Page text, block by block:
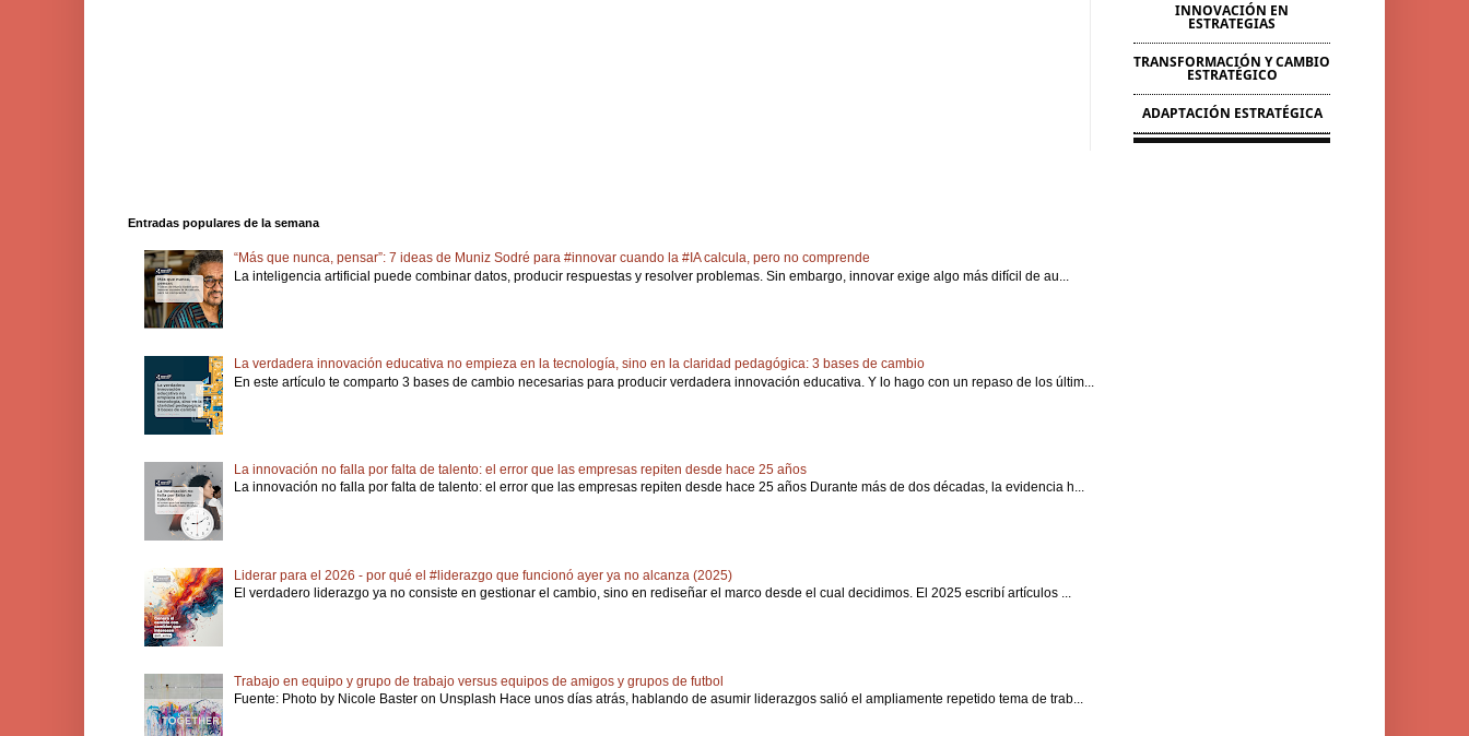
INNOVACIÓN EN
ESTRATEGIAS
TRANSFORMACIÓN Y CAMBIO
ESTRATÉGICO
ADAPTACIÓN ESTRATÉGICA
Entradas populares de la semana
“Más que nunca, pensar”: 7 ideas de Muniz Sodré para #innovar cuando la #IA calcula, pero no comprende
La inteligencia artificial puede combinar datos, producir respuestas y resolver problemas. Sin embargo, innovar exige algo más difícil de au...
La verdadera innovación educativa no empieza en la tecnología, sino en la claridad pedagógica: 3 bases de cambio
En este artículo te comparto 3 bases de cambio necesarias para producir verdadera innovación educativa. Y lo hago con un repaso de los últim...
La innovación no falla por falta de talento: el error que las empresas repiten desde hace 25 años
La innovación no falla por falta de talento: el error que las empresas repiten desde hace 25 años Durante más de dos décadas, la evidencia h...
Liderar para el 2026 - por qué el #liderazgo que funcionó ayer ya no alcanza (2025)
El verdadero liderazgo ya no consiste en gestionar el cambio, sino en rediseñar el marco desde el cual decidimos. El 2025 escribí artículos ...
Trabajo en equipo y grupo de trabajo versus equipos de amigos y grupos de futbol
Fuente: Photo by Nicole Baster on Unsplash Hace unos días atrás, hablando de asumir liderazgos salió el ampliamente repetido tema de trab...